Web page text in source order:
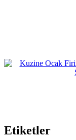
Etiketler